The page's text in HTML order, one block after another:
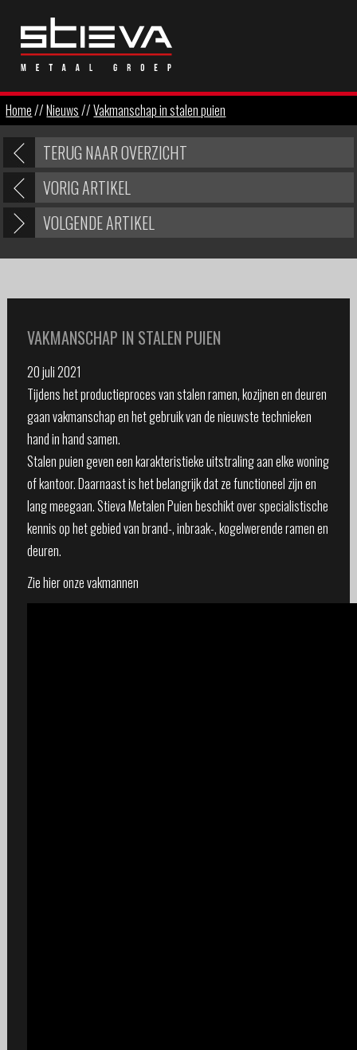
Home//Nieuws//Vakmanschap in stalen puien
TERUG NAAR OVERZICHT
VORIG ARTIKEL
VOLGENDE ARTIKEL
VAKMANSCHAP IN STALEN PUIEN
20 juli 2021
Tijdens het productieproces van stalen ramen, kozijnen en deuren
gaan vakmanschap en het gebruik van de nieuwste technieken
hand in hand samen.
Stalen puien geven een karakteristieke uitstraling aan elke woning
of kantoor. Daarnaast is het belangrijk dat ze functioneel zijn en
lang meegaan. Stieva Metalen Puien beschikt over specialistische
kennis op het gebied van brand-, inbraak-, kogelwerende ramen en
deuren.
Zie hier onze vakmannen